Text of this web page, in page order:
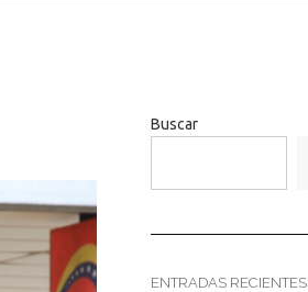
Buscar
ENTRADAS RECIENTES